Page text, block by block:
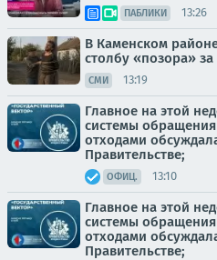
ПАБЛИКИ 13:26
В Каменском
столбу «позора»
СМИ 13:19
Главное на этой
системы
отходами
Правительстве;
ОФИЦ. 13:10
Главное на этой
системы
отходами
Правительстве;